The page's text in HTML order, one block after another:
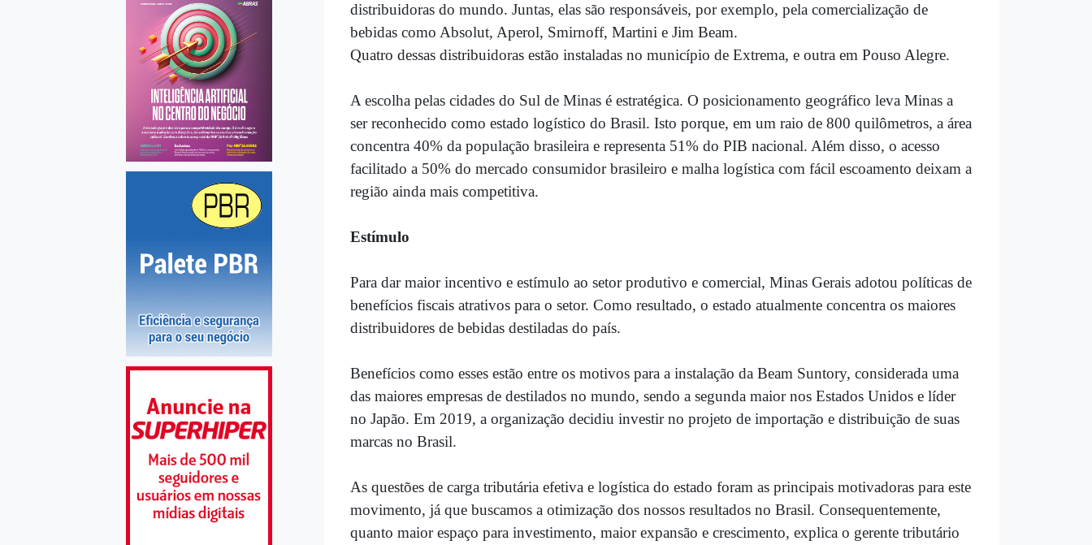
distribuidoras do mundo. Juntas, elas são responsáveis, por exemplo, pela comercialização de
bebidas como Absolut, Aperol, Smirnoff, Martini e Jim Beam.
Quatro dessas distribuidoras estão instaladas no município de Extrema, e outra em Pouso Alegre.
A escolha pelas cidades do Sul de Minas é estratégica. O posicionamento geográfico leva Minas a
ser reconhecido como estado logístico do Brasil. Isto porque, em um raio de 800 quilômetros, a área
concentra 40% da população brasileira e representa 51% do PIB nacional. Além disso, o acesso
facilitado a 50% do mercado consumidor brasileiro e malha logística com fácil escoamento deixam a
região ainda mais competitiva.
Estímulo
Para dar maior incentivo e estímulo ao setor produtivo e comercial, Minas Gerais adotou políticas de
benefícios fiscais atrativos para o setor. Como resultado, o estado atualmente concentra os maiores
distribuidores de bebidas destiladas do país.
Benefícios como esses estão entre os motivos para a instalação da Beam Suntory, considerada uma
das maiores empresas de destilados no mundo, sendo a segunda maior nos Estados Unidos e líder
no Japão. Em 2019, a organização decidiu investir no projeto de importação e distribuição de suas
marcas no Brasil.
As questões de carga tributária efetiva e logística do estado foram as principais motivadoras para este
movimento, já que buscamos a otimização dos nossos resultados no Brasil. Consequentemente,
quanto maior espaço para investimento, maior expansão e crescimento, explica o gerente tributário